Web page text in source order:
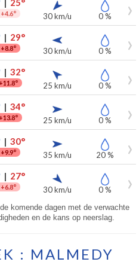
| 25°
+4.6° 30 km/u 0 %
| 29°
+8.8° 30 km/u 0 %
| 32°
+11.8° 25 km/u 0 %
| 34°
+13.8° 25 km/u 0 %
| 30°
+9.9° 35 km/u 20 %
| 27°
+6.8° 30 km/u 0 %
komende dagen met de verwachte
en de kans op neerslag.
: MALMEDY